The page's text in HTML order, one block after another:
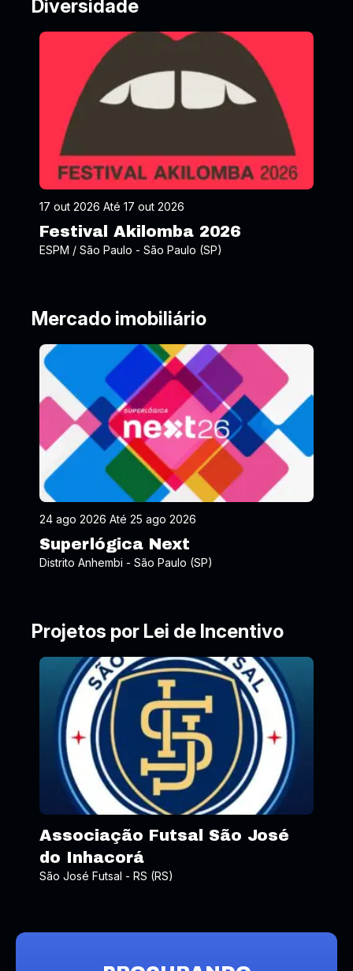
Diversidade
17 out 2026 Até 17 out 2026
Festival Akilomba 2026
ESPM / São Paulo - São Paulo (SP)
Mercado imobiliário
24 ago 2026 Até 25 ago 2026
Superlógica Next
Distrito Anhembi - São Paulo (SP)
Projetos por Lei de Incentivo
Associação Futsal São José
do Inhacorá
São José Futsal - RS (RS)